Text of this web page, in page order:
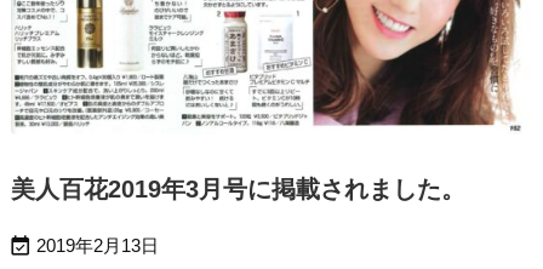
美人百花2019年3月号に掲載されました。
 2019年2月13日